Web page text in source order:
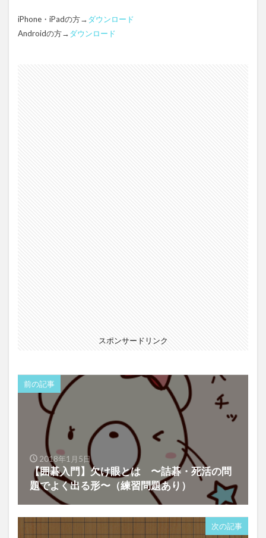
iPhone・iPadの方→ダウンロード
Androidの方→ダウンロード
スポンサードリンク
前の記事
2018年1月5日
【囲碁入門】欠け眼とは 〜詰碁・死活の問
題でよく出る形〜（練習問題あり）
次の記事